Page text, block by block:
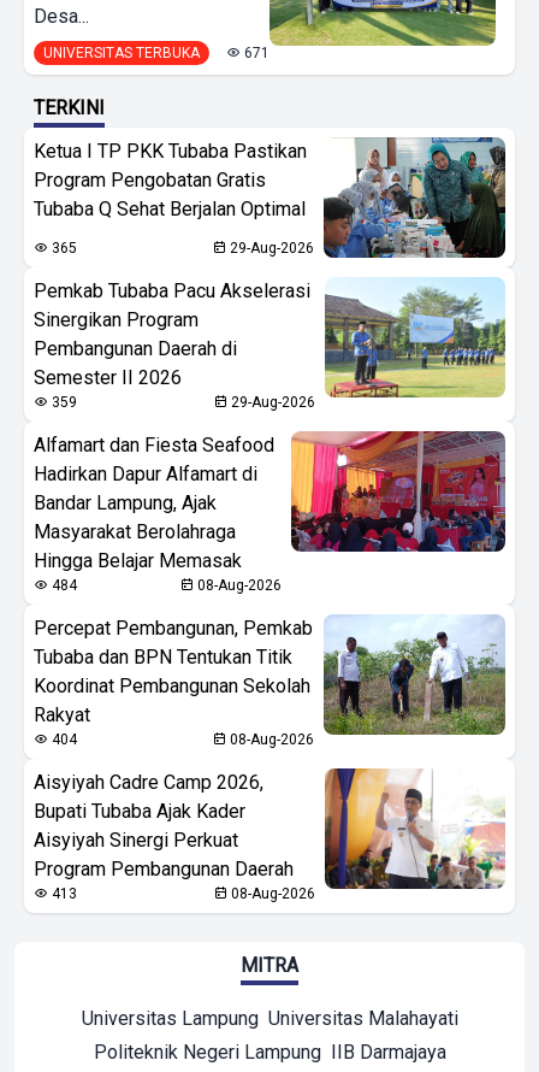
Desa...
UNIVERSITAS TERBUKA 671
TERKINI
Ketua I TP PKK Tubaba Pastikan
Program Pengobatan Gratis
Tubaba Q Sehat Berjalan Optimal
365 29-Aug-2026
Pemkab Tubaba Pacu Akselerasi
Sinergikan Program
Pembangunan Daerah di
Semester II 2026
359 29-Aug-2026
Alfamart dan Fiesta Seafood
Hadirkan Dapur Alfamart di
Bandar Lampung, Ajak
Masyarakat Berolahraga
Hingga Belajar Memasak
484 08-Aug-2026
Percepat Pembangunan, Pemkab
Tubaba dan BPN Tentukan Titik
Koordinat Pembangunan Sekolah
Rakyat
404 08-Aug-2026
Aisyiyah Cadre Camp 2026,
Bupati Tubaba Ajak Kader
Aisyiyah Sinergi Perkuat
Program Pembangunan Daerah
413 08-Aug-2026
MITRA
Universitas Lampung Universitas Malahayati
Politeknik Negeri Lampung IIB Darmajaya